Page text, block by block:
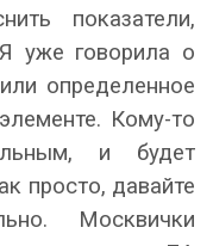
показатели,
уже говорила о
определенное
Кому-то
и будет
просто, давайте
Москвички